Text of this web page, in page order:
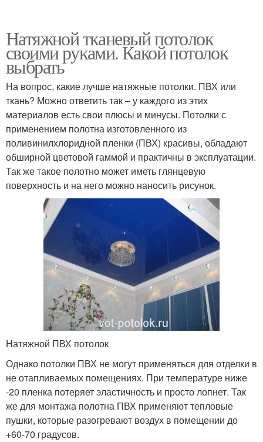
Натяжной тканевый потолок
своими руками. Какой потолок
выбрать
На вопрос, какие лучше натяжные потолки. ПВХ или
ткань? Можно ответить так – у каждого из этих
материалов есть свои плюсы и минусы. Потолки с
применением полотна изготовленного из
поливинилхлоридной пленки (ПВХ) красивы, обладают
обширной цветовой гаммой и практичны в эксплуатации.
Так же такое полотно может иметь глянцевую
поверхность и на него можно наносить рисунок.
Натяжной ПВХ потолок
Однако потолки ПВХ не могут применяться для отделки в
не отапливаемых помещениях. При температуре ниже
-20 пленка потеряет эластичность и просто лопнет. Так
же для монтажа полотна ПВХ применяют тепловые
пушки, которые разогревают воздух в помещении до
+60-70 градусов.